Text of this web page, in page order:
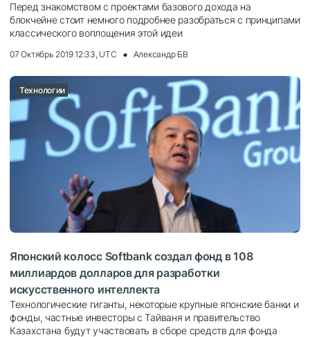
Перед знакомством с проектами базового дохода на
блокчейне стоит немного подробнее разобраться с принципами
классического воплощения этой идеи
07 Октябрь 2019 12:33, UTC Александр БВ
Технологии
Японский колосс Softbank создал фонд в 108
миллиардов долларов для разработки
искусственного интеллекта
Технологические гиганты, некоторые крупные японские банки и
фонды, частные инвесторы с Тайваня и правительство
Казахстана будут участвовать в сборе средств для фонда